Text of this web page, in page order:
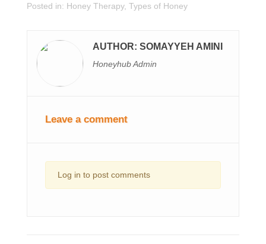
Posted in: Honey Therapy, Types of Honey
AUTHOR: SOMAYYEH AMINI
Honeyhub Admin
Leave a comment
Log in to post comments